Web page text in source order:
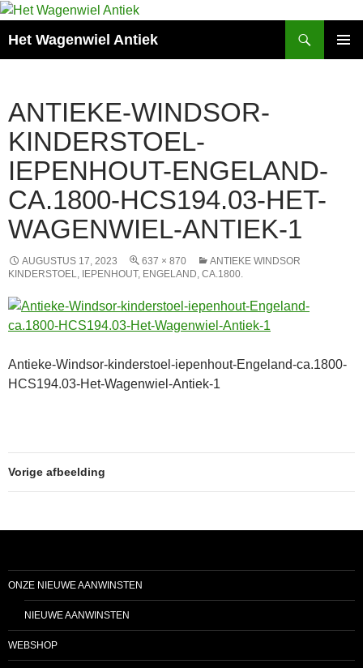
Het Wagenwiel Antiek
ANTIEKE-WINDSOR-
KINDERSTOEL-
IEPENHOUT-ENGELAND-
CA.1800-HCS194.03-HET-
WAGENWIEL-ANTIEK-1
AUGUSTUS 17, 2023 637 × 870
ANTIEKE WINDSOR
KINDERSTOEL, IEPENHOUT, ENGELAND, CA.1800.
Antieke-Windsor-kinderstoel-iepenhout-Engeland-ca.1800-
HCS194.03-Het-Wagenwiel-Antiek-1
Vorige afbeelding
ONZE NIEUWE AANWINSTEN
NIEUWE AANWINSTEN
WEBSHOP